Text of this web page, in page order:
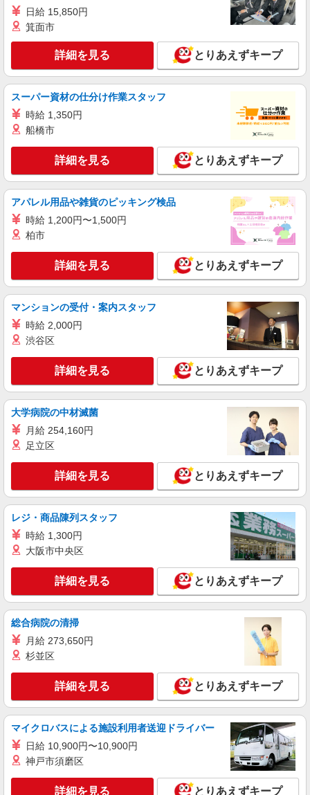
日給 15,850円
箕面市
詳細を見る とりあえずキープ
スーパー資材の仕分け作業スタッフ
時給 1,350円
船橋市
詳細を見る とりあえずキープ
アパレル用品や雑貨のピッキング検品
時給 1,200円〜1,500円
柏市
詳細を見る とりあえずキープ
マンションの受付・案内スタッフ
時給 2,000円
渋谷区
詳細を見る とりあえずキープ
大学病院の中材滅菌
月給 254,160円
足立区
詳細を見る とりあえずキープ
レジ・商品陳列スタッフ
時給 1,300円
大阪市中央区
詳細を見る とりあえずキープ
総合病院の清掃
月給 273,650円
杉並区
詳細を見る とりあえずキープ
マイクロバスによる施設利用者送迎ドライバー
日給 10,900円〜10,900円
神戸市須磨区
詳細を見る とりあえずキープ